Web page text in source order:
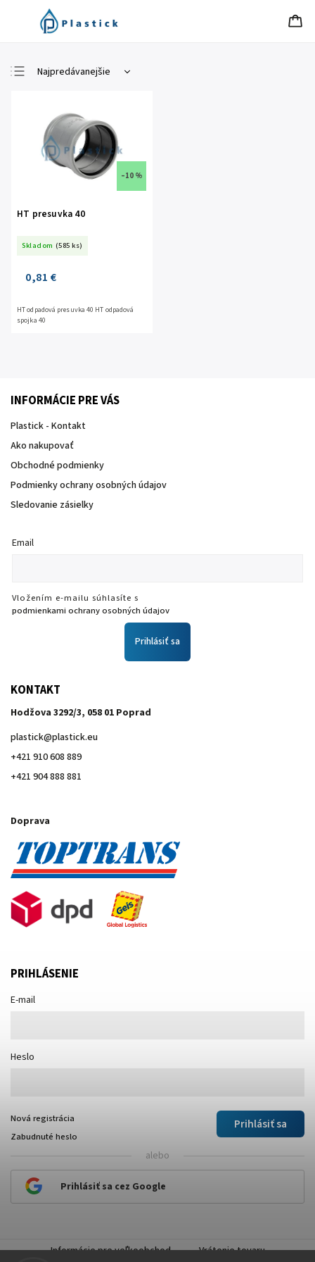
Najpredávanejšie
Najdrahšie
Abecedne
–10 %
HT presuvka 40
Skladom (585 ks)
0,81 €
HT odpadová presuvka 40 HT odpadová
spojka 40
INFORMÁCIE PRE VÁS
Plastick - Kontakt
Ako nakupovať
Obchodné podmienky
Podmienky ochrany osobných údajov
Sledovanie zásielky
Email
Vložením e-mailu súhlasíte s
podmienkami ochrany osobných údajov
Prihlásiť sa
KONTAKT
Hodžova 3292/3, 058 01 Poprad
plastick@plastick.eu
+421 910 608 889
+421 904 888 881
Doprava
PRIHLÁSENIE
E-mail
Heslo
Prihlásiť sa
Nová registrácia
Zabudnuté heslo
alebo
Prihlásiť sa cez Google
Informácie pre veľkoobchod Vrátenie tovaru